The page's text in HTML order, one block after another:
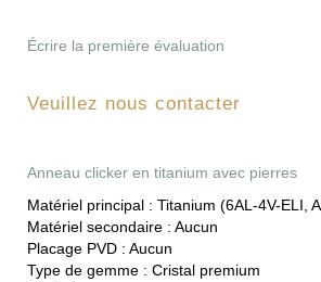
Écrire la première évaluation
Veuillez nous contacter
Anneau clicker en titanium avec pierres
Matériel principal : Titanium (6AL-4V-ELI,
Matériel secondaire : Aucun
Placage PVD : Aucun
Type de gemme : Cristal premium